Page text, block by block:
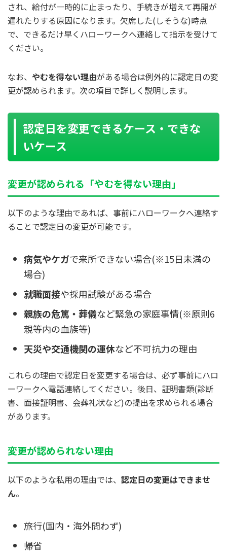
され、給付が一時的に止まったり、手続きが増えて再開が
遅れたりする原因になります。欠席した(しそうな)時点
で、できるだけ早くハローワークへ連絡して指示を受けて
ください。
なお、 やむを得ない理由がある場合は例外的に認定日の変
更が認められます。次の項目で詳しく説明します。
認定日を変更できるケース・できな
いケース
変更が認められる「やむを得ない理由」
以下のような理由であれば、事前にハローワークへ連絡す
ることで認定日の変更が可能です。
病気やケガで来所できない場合(※15日未満の
場合)
就職面接や採用試験がある場合
親族の危篤・葬儀など緊急の家庭事情(※原則6
親等内の血族等)
天災や交通機関の運休など不可抗力の理由
これらの理由で認定日を変更する場合は、必ず事前にハロ
ーワークへ電話連絡してください。後日、証明書類(診断
書、面接証明書、会葬礼状など)の提出を求められる場合
があります。
変更が認められない理由
以下のような私用の理由では、 認定日の変更はできませ
ん。
旅行(国内・海外問わず)
帰省